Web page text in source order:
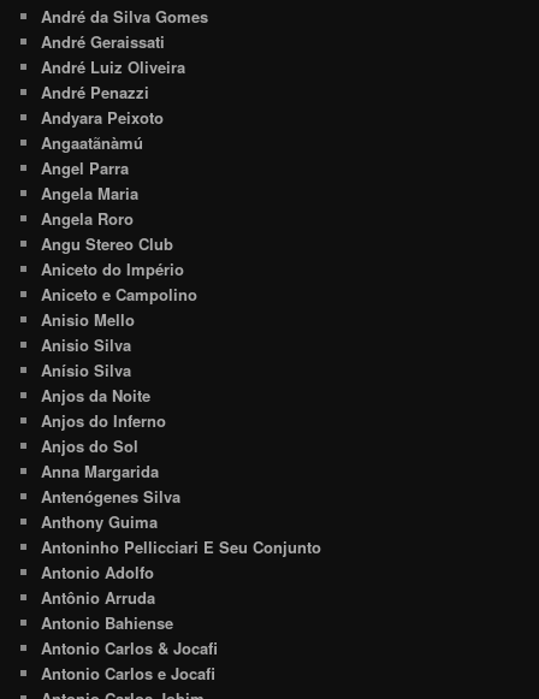
André da Silva Gomes
André Geraissati
André Luiz Oliveira
André Penazzi
Andyara Peixoto
Angaatãnàmú
Angel Parra
Angela Maria
Angela Roro
Angu Stereo Club
Aniceto do Império
Aniceto e Campolino
Anisio Mello
Anisio Silva
Anísio Silva
Anjos da Noite
Anjos do Inferno
Anjos do Sol
Anna Margarida
Antenógenes Silva
Anthony Guima
Antoninho Pellicciari E Seu Conjunto
Antonio Adolfo
Antônio Arruda
Antonio Bahiense
Antonio Carlos & Jocafi
Antonio Carlos e Jocafi